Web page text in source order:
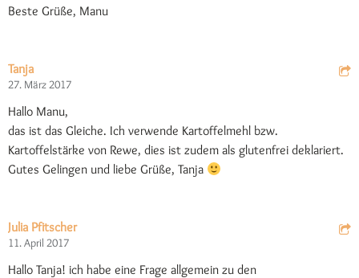
Beste Grüße, Manu
Tanja
27. März 2017
Hallo Manu,
das ist das Gleiche. Ich verwende Kartoffelmehl bzw.
Kartoffelstärke von Rewe, dies ist zudem als glutenfrei deklariert.
Gutes Gelingen und liebe Grüße, Tanja
Julia Pfitscher
11. April 2017
Hallo Tanja! ich habe eine Frage allgemein zu den